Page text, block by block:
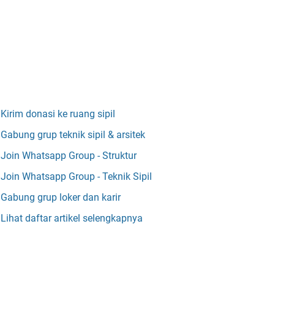
Kirim donasi ke ruang sipil
Gabung grup teknik sipil & arsitek
Join Whatsapp Group - Struktur
Join Whatsapp Group - Teknik Sipil
Gabung grup loker dan karir
Lihat daftar artikel selengkapnya